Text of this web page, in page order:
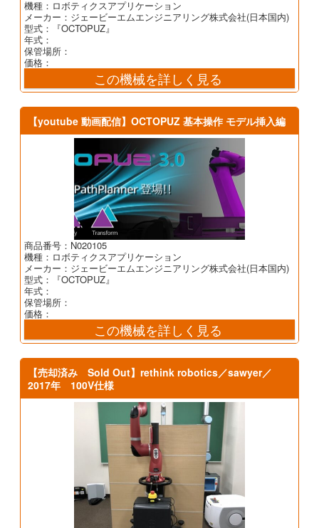
機種：ロボティクスアプリケーション
メーカー：ジェービーエムエンジニアリング株式会社(日本国内)
型式：『OCTOPUZ』
年式：
保管場所：
価格：
この機械を詳しく見る
【youtube 動画配信】OCTOPUZ 基本操作 モデル挿入編
商品番号：N020105
機種：ロボティクスアプリケーション
メーカー：ジェービーエムエンジニアリング株式会社(日本国内)
型式：『OCTOPUZ』
年式：
保管場所：
価格：
この機械を詳しく見る
【売却済み Sold Out】rethink robotics／sawyer／
2017年 100V仕様